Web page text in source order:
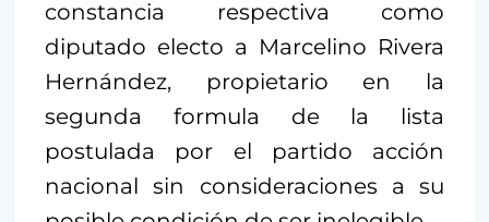
constancia respectiva como
diputado electo a Marcelino Rivera
Hernández, propietario en la
segunda formula de la lista
postulada por el partido acción
nacional sin consideraciones a su